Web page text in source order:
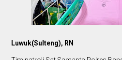
Luwuk(Sulteng), RN